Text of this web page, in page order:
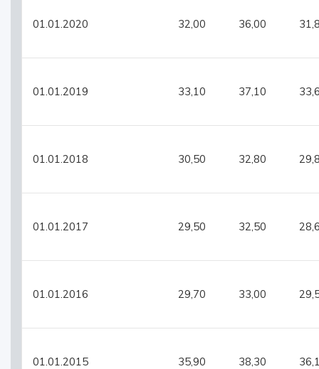
01.01.2020 32,00 36,00
01.01.2019 33,10 37,10
01.01.2018 30,50 32,80
01.01.2017 29,50 32,50
01.01.2016 29,70 33,00
01.01.2015 35,90 38,30